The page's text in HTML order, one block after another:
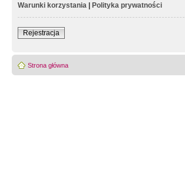
Warunki korzystania | Polityka prywatności
Rejestracja
Strona główna